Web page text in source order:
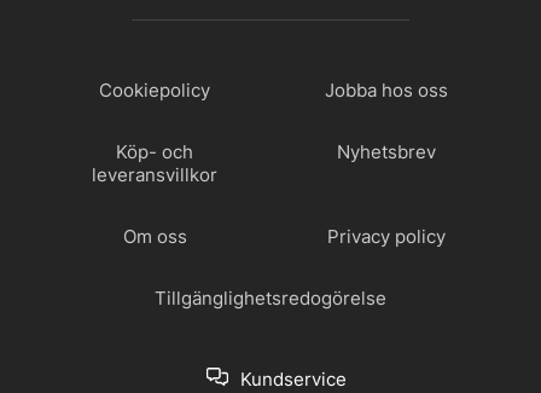
Cookiepolicy Jobba hos oss
Köp- och
leveransvillkor
Nyhetsbrev
Om oss Privacy policy
Tillgänglighetsredogörelse
Kundservice